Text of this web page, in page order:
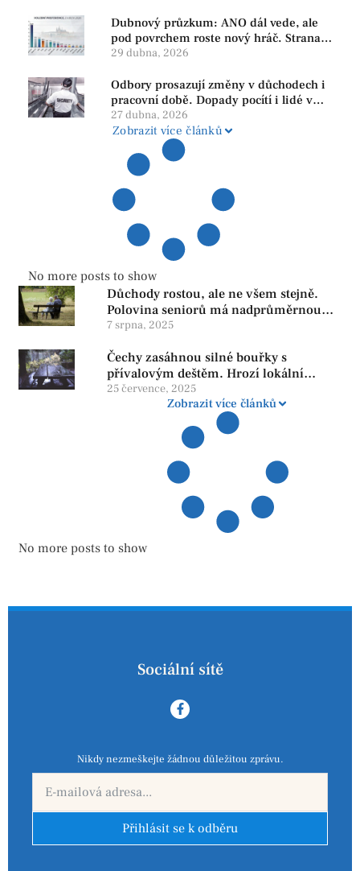
Dubnový průzkum: ANO dál vede, ale
pod povrchem roste nový hráč. Strana
PRO se drží nejvýš mezi menšími
29 dubna, 2026
Odbory prosazují změny v důchodech i
pracovní době. Dopady pocítí i lidé v
našem regionu
27 dubna, 2026
Zobrazit více článků
No more posts to show
Důchody rostou, ale ne všem stejně.
Polovina seniorů má nadprůměrnou
penzi, tisíce však žijí pod hranicí
reformy
7 srpna, 2025
Čechy zasáhnou silné bouřky s
přívalovým deštěm. Hrozí lokální
zatopení
25 července, 2025
Zobrazit více článků
No more posts to show
Sociální sítě
Nikdy nezmeškejte žádnou důležitou zprávu.
Přihlásit se k odběru